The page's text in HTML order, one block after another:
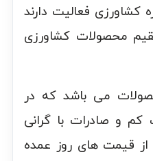
کشاورزی فعالیت دارند
محصولات کشاورزی
می باشد که در
و صادرات با گرانی
از قیمت های روز عمده